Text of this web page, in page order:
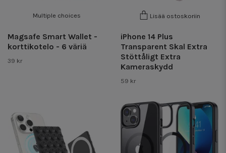
Multiple choices
Magsafe Smart Wallet -
korttikotelo - 6 väriä
39 kr
Lisää ostoskoriin
iPhone 14 Plus
Transparent Skal Extra
Stöttåligt Extra
Kameraskydd
59 kr